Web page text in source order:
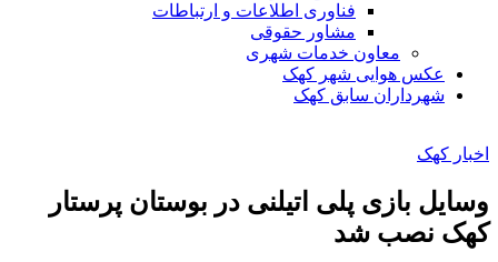
فناوری اطلاعات و ارتباطات
مشاور حقوقی
معاون خدمات شهری
عکس هوایی شهر کهک
شهرداران سابق کهک
اخبار کهک
وسایل بازی پلی اتیلنی در بوستان پرستار
کهک نصب شد